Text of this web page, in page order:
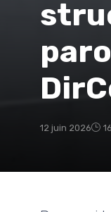
12 juin 2026